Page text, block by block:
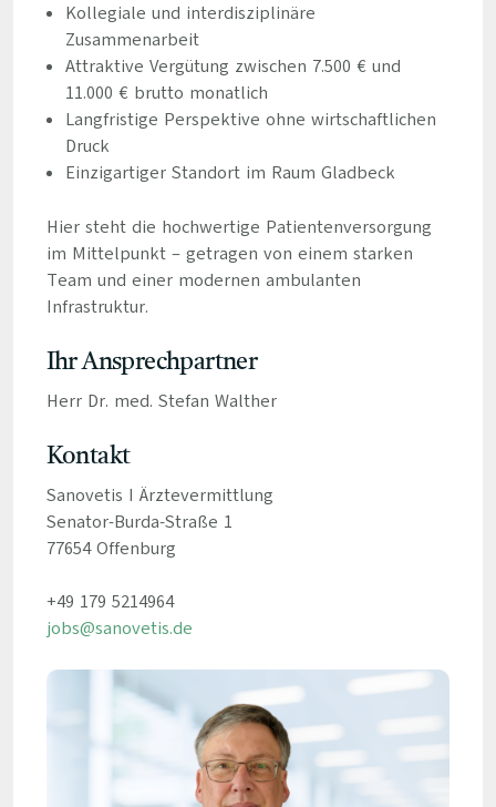
Kollegiale und interdisziplinäre
Zusammenarbeit
Attraktive Vergütung zwischen 7.500 € und
11.000 € brutto monatlich
Langfristige Perspektive ohne wirtschaftlichen
Druck
Einzigartiger Standort im Raum Gladbeck
Hier steht die hochwertige Patientenversorgung
im Mittelpunkt – getragen von einem starken
Team und einer modernen ambulanten
Infrastruktur.
Ihr Ansprechpartner
Herr Dr. med. Stefan Walther
Kontakt
Sanovetis I Ärztevermittlung
Senator-Burda-Straße 1
77654 Offenburg
+49 179 5214964
jobs@sanovetis.de